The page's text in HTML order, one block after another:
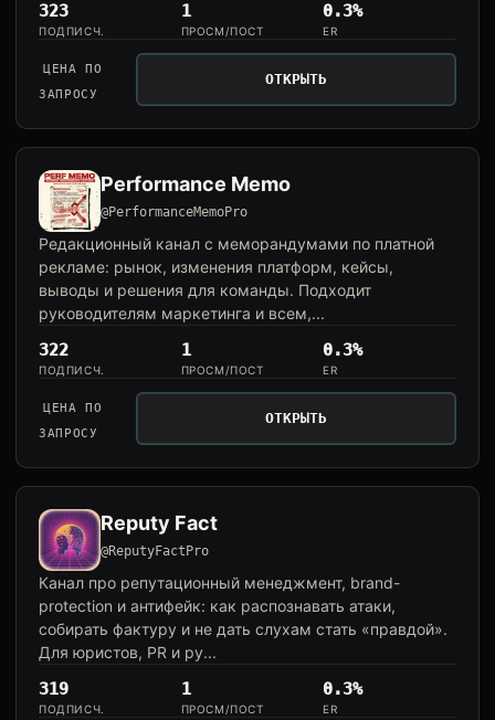
323
ПОДПИСЧ.
1
ПРОСМ/ПОСТ
0.3%
ER
ЦЕНА ПО
ЗАПРОСУ
ОТКРЫТЬ
Performance Memo
@PerformanceMemoPro
Редакционный канал с меморандумами по платной
рекламе: рынок, изменения платформ, кейсы,
выводы и решения для команды. Подходит
руководителям маркетинга и всем,...
322
ПОДПИСЧ.
1
ПРОСМ/ПОСТ
0.3%
ER
ЦЕНА ПО
ЗАПРОСУ
ОТКРЫТЬ
Reputy Fact
@ReputyFactPro
Канал про репутационный менеджмент, brand-
protection и антифейк: как распознавать атаки,
собирать фактуру и не дать слухам стать «правдой».
Для юристов, PR и ру...
319
ПОДПИСЧ.
1
ПРОСМ/ПОСТ
0.3%
ER